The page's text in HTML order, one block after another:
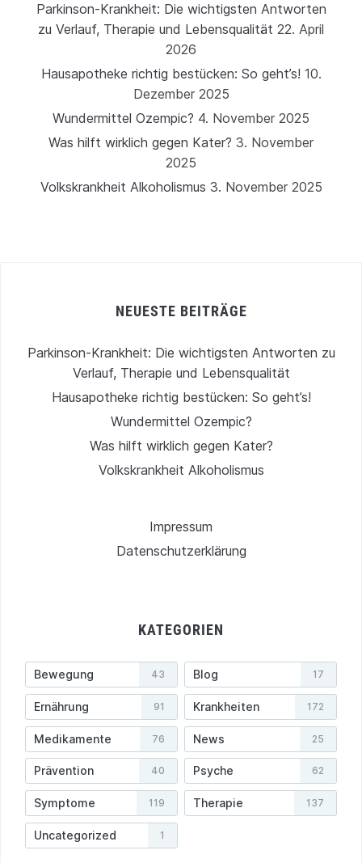
Parkinson-Krankheit: Die wichtigsten Antworten
zu Verlauf, Therapie und Lebensqualität 22. April
2026
Hausapotheke richtig bestücken: So geht’s! 10.
Dezember 2025
Wundermittel Ozempic? 4. November 2025
Was hilft wirklich gegen Kater? 3. November
2025
Volkskrankheit Alkoholismus 3. November 2025
NEUESTE BEITRÄGE
Parkinson-Krankheit: Die wichtigsten Antworten zu
Verlauf, Therapie und Lebensqualität
Hausapotheke richtig bestücken: So geht’s!
Wundermittel Ozempic?
Was hilft wirklich gegen Kater?
Volkskrankheit Alkoholismus
Impressum
Datenschutzerklärung
KATEGORIEN
Bewegung 43 Blog 17
Ernährung 91 Krankheiten 172
Medikamente 76 News 25
Prävention 40 Psyche 62
Symptome 119 Therapie 137
Uncategorized 1